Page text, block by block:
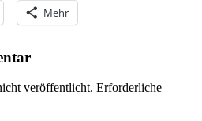
Mehr
veröffentlicht. Erforderliche